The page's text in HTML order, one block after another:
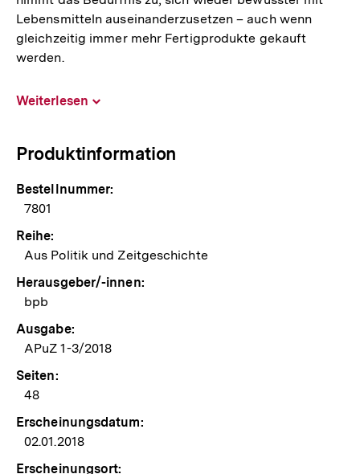
Lebensmitteln auseinanderzusetzen – auch wenn
gleichzeitig immer mehr Fertigprodukte gekauft
werden.
Weiterlesen
Produktinformation
Bestellnummer:
7801
Reihe:
Aus Politik und Zeitgeschichte
Herausgeber/-innen:
bpb
Ausgabe:
APuZ 1-3/2018
Seiten:
48
Erscheinungsdatum:
02.01.2018
Erscheinungsort: